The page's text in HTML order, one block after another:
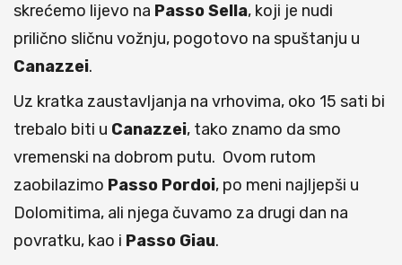
skrećemo lijevo na Passo Sella, koji je nudi
prilično sličnu vožnju, pogotovo na spuštanju u
Canazzei.
Uz kratka zaustavljanja na vrhovima, oko 15 sati bi
trebalo biti u Canazzei, tako znamo da smo
vremenski na dobrom putu. Ovom rutom
zaobilazimo Passo Pordoi, po meni najljepši u
Dolomitima, ali njega čuvamo za drugi dan na
povratku, kao i Passo Giau.